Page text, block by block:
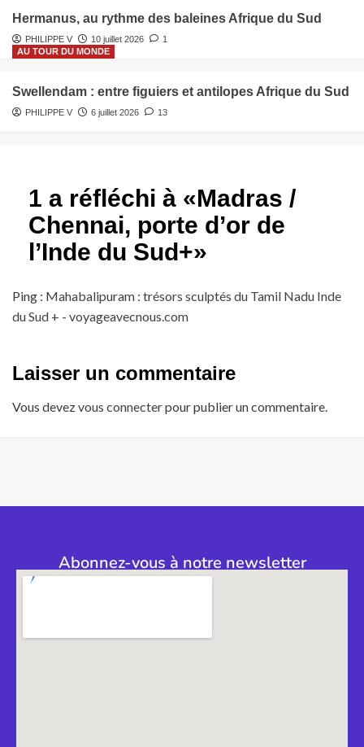
Hermanus, au rythme des baleines Afrique du Sud
PHILIPPE V 10 juillet 2026
1
AU TOUR DU MONDE
Swellendam : entre figuiers et antilopes Afrique du Sud
PHILIPPE V 6 juillet 2026 13
1 a réfléchi à «Madras /
Chennai, porte d’or de
l’Inde du Sud+»
Ping : Mahabalipuram : trésors sculptés du Tamil Nadu Inde
du Sud + - voyageavecnous.com
Laisser un commentaire
Vous devezvous connecterpour publier un commentaire.
Abonnez-vous à notre newsletter